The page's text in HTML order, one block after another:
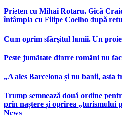
Prieten cu Mihai Rotaru, Gică
întâmpla cu Filipe Coelho după
Cum oprim sfârșitul lumii. Un
Peste jumătate dintre români nu
„A ales Barcelona și nu banii, asta
Trump semnează două ordine
prin naștere și oprirea „turismului
News